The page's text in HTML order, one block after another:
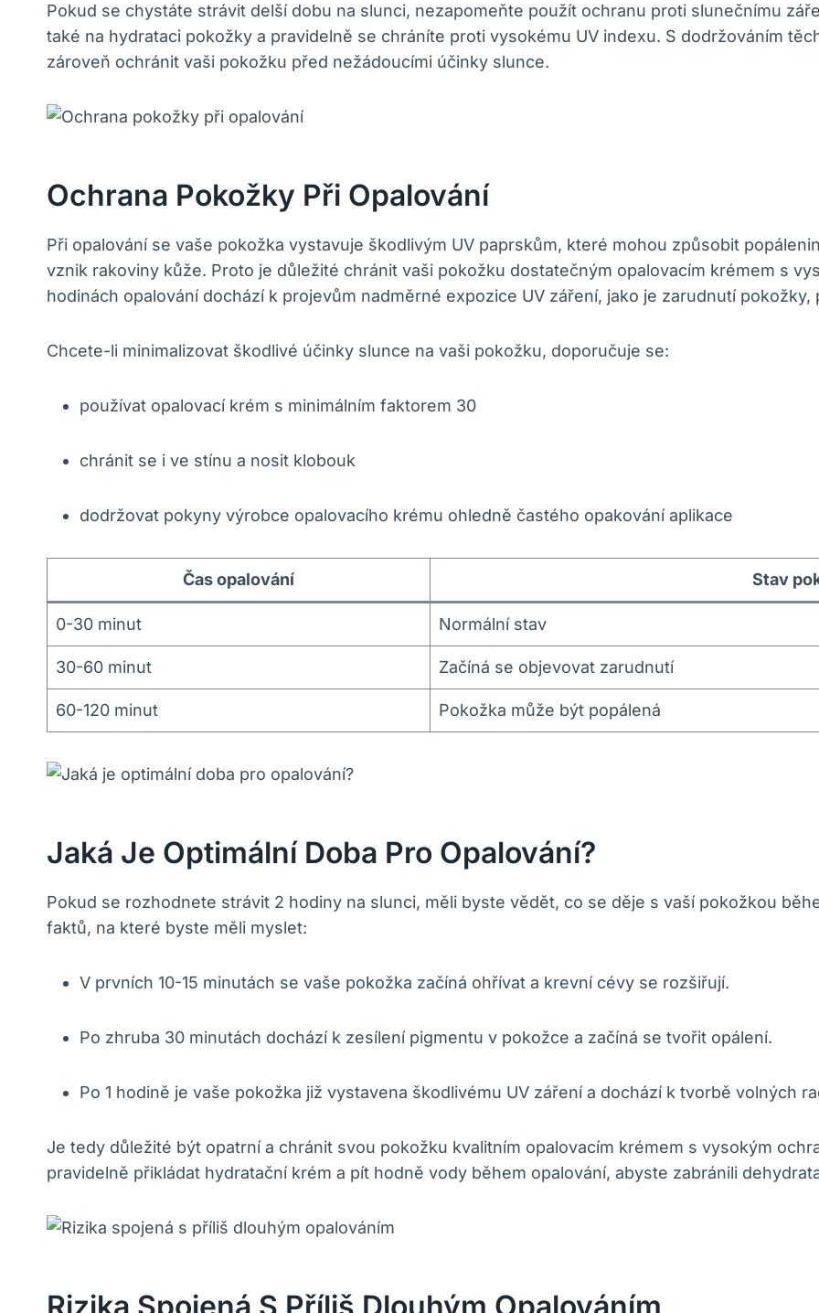
Pokud se chystáte strávit delší dobu na slunci, nezapomeňte použít ochranu proti slunečnímu
také na hydrataci pokožky a pravidelně se chráníte proti vysokému UV indexu. S dodržováním
zároveň ochránit vaši pokožku před nežádoucími účinky slunce.
Ochrana Pokožky Při Opalování
Při opalování se vaše pokožka vystavuje škodlivým UV paprskům, které mohou způsobit
vznik rakoviny kůže. Proto je důležité chránit vaši pokožku dostatečným opalovacím krémem s
hodinách opalování dochází k projevům nadměrné expozice UV záření, jako je zarudnutí
Chcete-li minimalizovat škodlivé účinky slunce na vaši pokožku, doporučuje se:
používat opalovací krém s minimálním faktorem 30
chránit se i ve stínu a nosit klobouk
dodržovat pokyny výrobce opalovacího krému ohledně častého opakování aplikace
Čas opalování Stav
0-30 minut Normální stav
30-60 minut Začíná se objevovat zarudnutí
60-120 minut Pokožka může být popálená
Jaká Je Optimální Doba Pro Opalování?
Pokud se rozhodnete strávit 2 hodiny na slunci, měli byste vědět, co se děje s vaší pokožkou
faktů, na které byste měli myslet:
V prvních 10-15 minutách se vaše pokožka začíná ohřívat a krevní cévy se rozšiřují.
Po zhruba 30 minutách dochází k zesílení pigmentu v pokožce a začíná se tvořit opálení.
Po 1 hodině je vaše pokožka již vystavena škodlivému UV záření a dochází k tvorbě volných
Je tedy důležité být opatrní a chránit svou pokožku kvalitním opalovacím krémem s vysokým
pravidelně přikládat hydratační krém a pít hodně vody během opalování, abyste zabránili